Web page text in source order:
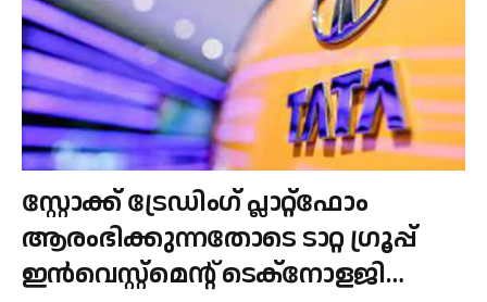
സ്റ്റോക്ക് ട്രേഡിംഗ് പ്ലാറ്റ്‌ഫോം
ആരംഭിക്കുന്നതോടെ ടാറ്റ ഗ്രൂപ്പ്
ഇൻവെസ്റ്റ്‌മെൻ്റ് ടെക്‌നോളജി